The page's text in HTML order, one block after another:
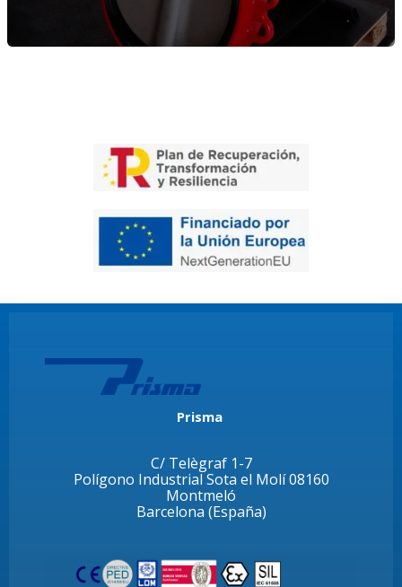
Prisma
C/ Telègraf 1-7
Polígono Industrial Sota el Molí 08160
Montmeló
Barcelona (España)